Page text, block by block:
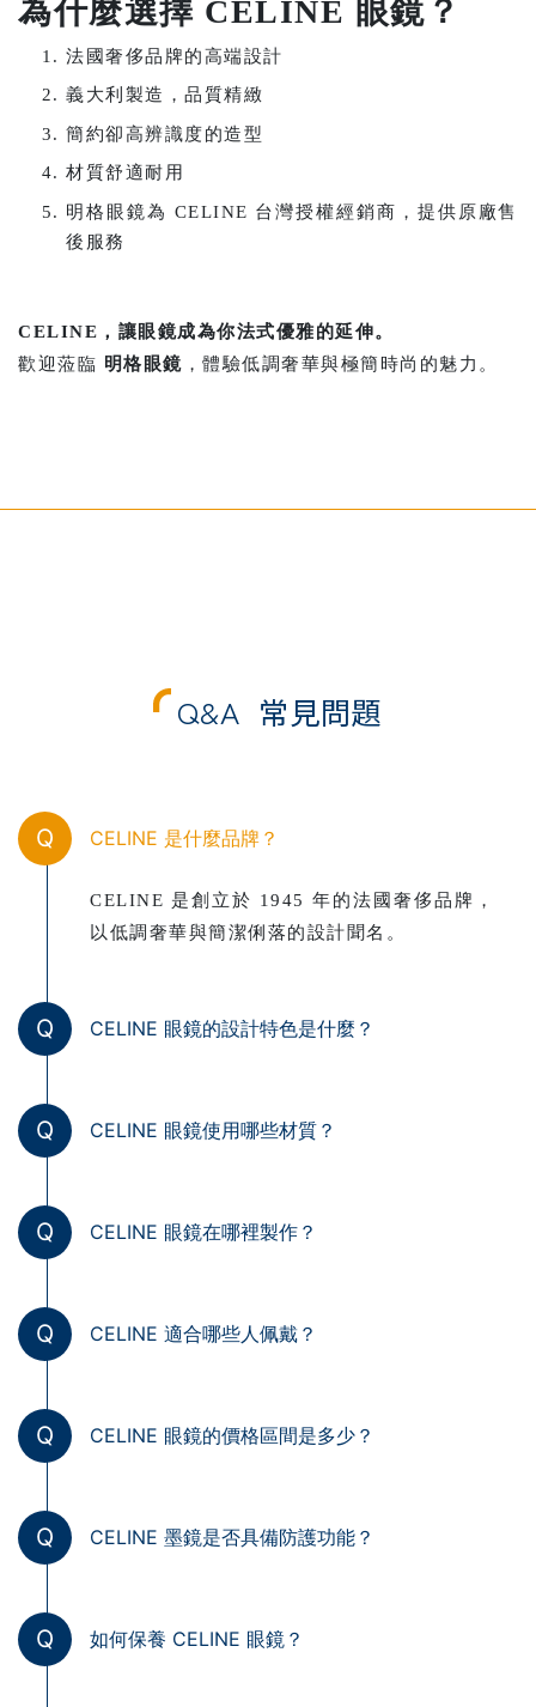
為什麼選擇 CELINE 眼鏡？
法國奢侈品牌的高端設計
義大利製造，品質精緻
簡約卻高辨識度的造型
材質舒適耐用
明格眼鏡為 CELINE 台灣授權經銷商，提供原廠售
後服務
CELINE，讓眼鏡成為你法式優雅的延伸。
歡迎蒞臨 明格眼鏡 ，體驗低調奢華與極簡時尚的魅力。
Q&A 常見問題
Q CELINE 是什麼品牌？
CELINE 是創立於 1945 年的法國奢侈品牌，
以低調奢華與簡潔俐落的設計聞名。
Q CELINE 眼鏡的設計特色是什麼？
Q CELINE 眼鏡使用哪些材質？
Q CELINE 眼鏡在哪裡製作？
Q CELINE 適合哪些人佩戴？
Q CELINE 眼鏡的價格區間是多少？
Q CELINE 墨鏡是否具備防護功能？
Q 如何保養 CELINE 眼鏡？